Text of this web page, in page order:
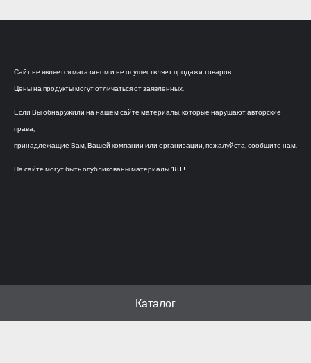
Сайт не является магазином и не осуществляет продажи товаров.
Цены на продукты могут отличаться от заявленных.
Если Вы обнаружили на нашем сайте материалы, которые нарушают авторские
права,
принадлежащие Вам, Вашей компании или организации, пожалуйста, сообщите нам.
На сайте могут быть опубликованы материалы 18+!
Каталог